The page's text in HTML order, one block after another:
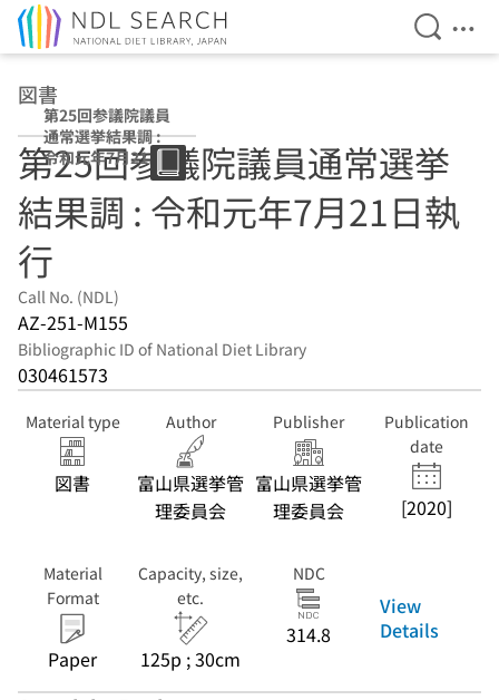
Open
図書
第25回参議院議員
通常選挙結果調 :
令和元年7月21日
執行
第25回参議院議員通常選挙
結果調 : 令和元年7月21日執
行
Call No. (NDL)
AZ-251-M155
Bibliographic ID of National Diet Library
030461573
Material type
図書
Author
富山県選挙管
理委員会
Publisher
富山県選挙管
理委員会
Publication
date
[2020]
Material
Format
Paper
Capacity, size,
etc.
125p ; 30cm
NDC
314.8
View
Details